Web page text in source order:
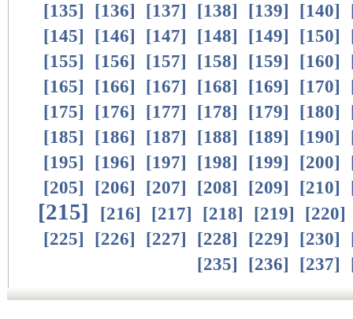
[135] [136] [137] [138] [139] [140]
[145] [146] [147] [148] [149] [150]
[155] [156] [157] [158] [159] [160]
[165] [166] [167] [168] [169] [170]
[175] [176] [177] [178] [179] [180]
[185] [186] [187] [188] [189] [190]
[195] [196] [197] [198] [199] [200]
[205] [206] [207] [208] [209] [210]
[215] [216] [217] [218] [219] [220]
[225] [226] [227] [228] [229] [230]
[235] [236] [237]